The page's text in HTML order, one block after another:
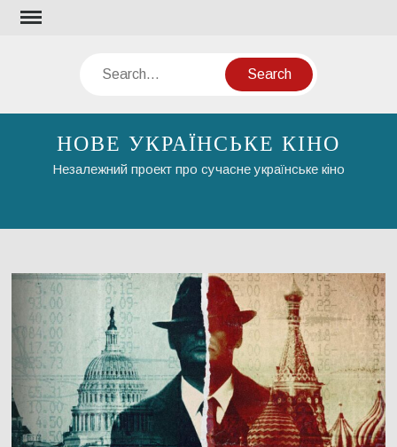
Skip
Search
НОВЕ УКРАЇНСЬКЕ КІНО
Незалежний проект про сучасне українське кіно